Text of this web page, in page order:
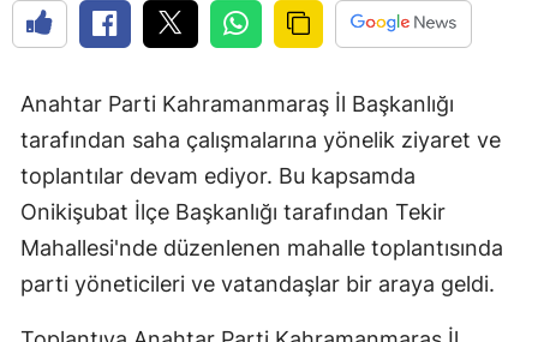
Anahtar Parti Kahramanmaraş İl Başkanlığı
tarafından saha çalışmalarına yönelik ziyaret ve
toplantılar devam ediyor. Bu kapsamda
Onikişubat İlçe Başkanlığı tarafından Tekir
Mahallesi'nde düzenlenen mahalle toplantısında
parti yöneticileri ve vatandaşlar bir araya geldi.